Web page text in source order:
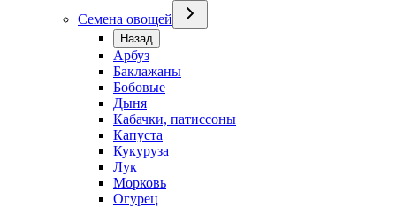
Семена овощей
Назад
Арбуз
Баклажаны
Бобовые
Дыня
Кабачки, патиссоны
Капуста
Кукуруза
Лук
Морковь
Огурец